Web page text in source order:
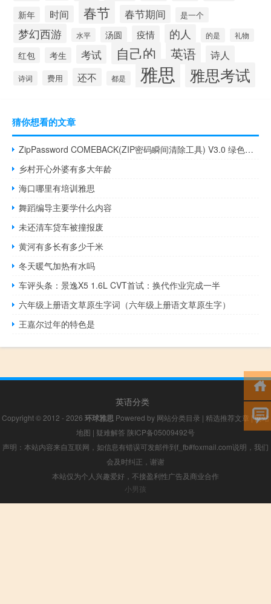
新年 时间 春节 春节期间 是一个
梦幻西游 水平 汤圆 疫情 的人 的是 礼物
红包 考生 考试 自己的 英语 诗人
诗词 费用 还不 都是 雅思 雅思考试
猜你想看的文章
ZipPassword COMEBACK(ZIP密码瞬间清除工具) V3.0 绿色版（ZipPassword COMEBACK(ZIP密码瞬间清除工具) V3.0 绿色版功能简介）
乡村开心外婆有多大年龄
海口哪里有培训雅思
舞蹈编导主要学什么内容
未还清车贷车被撞报废
黄河有多长有多少千米
冬天暖气加热有水吗
车评头条：景逸X5 1.6L CVT首试：换代作业完成一半
六年级上册语文草原生字词（六年级上册语文草原生字）
王嘉尔过年的特色是
英语分类
Copyright © 2012 - 2026 环球雅思 Powered by 网站分类目录 | 精选推荐文章 |网站
地图 | 疑难解答 陕ICP备05009492号
声明：本站内容来自互联网，如信息有错误可发邮件到f_fb#foxmail.com说明，我们
会及时纠正，谢谢
本站仅为个人兴趣爱好，不接盈利性广告及商业合作
小男孩